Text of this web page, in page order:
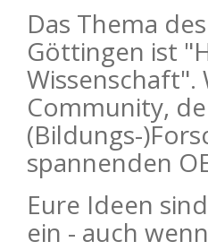
Das Thema
Göttingen ist
Wissenschaft".
Community,
(Bildungs-
spannenden
Eure Ideen
ein - auch